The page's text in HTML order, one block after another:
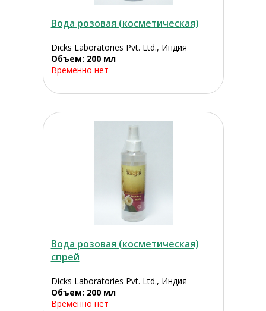
Вода розовая (косметическая)
Dicks Laboratories Pvt. Ltd., Индия
Объем: 200 мл
Временно нет
Вода розовая (косметическая)
спрей
Dicks Laboratories Pvt. Ltd., Индия
Объем: 200 мл
Временно нет